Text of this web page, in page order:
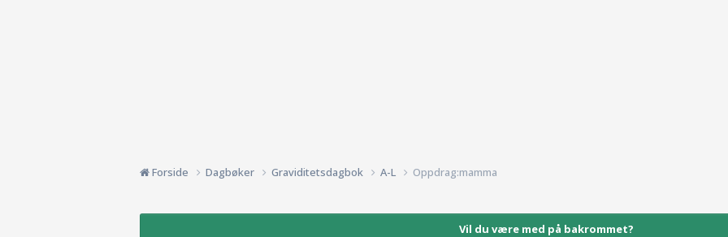
Forside Dagbøker Graviditetsdagbok A-L Oppdrag:mamma
Vil du være med på bakrommet?